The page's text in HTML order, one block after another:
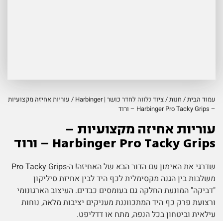
עמוד הבית/ חנות/ציוד נלווה לחדר כושר | Harbinger
/ עוריות אחיזה מקצועיות
– Harbinger Pro Tacky Grips – ורוד
עוריות אחיזה מקצועיות –
Harbinger Pro Tacky Grips – ורוד
שדרגי את האימון עם הדור הבא של האחיזה! ה-Pro Tacky Grips
משלבות בין הגנה מקסימלית לכף היד לבין אחיזת סיליקון
"דביקה" המונעת החלקה גם בעומסים כבדים. העיצוב הארגונומי
ורצועת פרק כף היד המתכווננת מעניקים יציבות מלאה, נוחות
עילאית וביטחון בכל הנפה, מתח או דדליפט.